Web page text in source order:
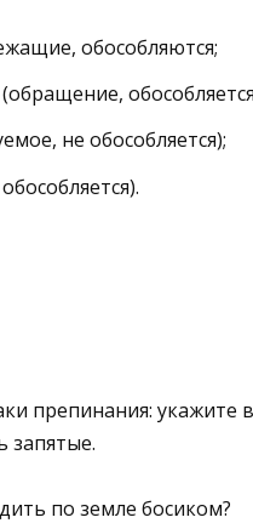
обособляются;
не обособляется);
препинания: укажите
запятые.
по земле босиком?